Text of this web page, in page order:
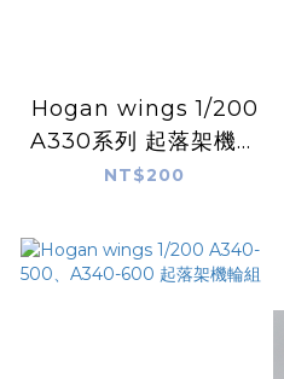
Hogan wings 1/200
A330系列 起落架機輪
組
NT$200